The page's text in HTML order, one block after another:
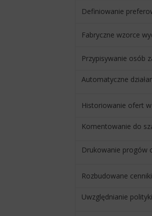
Definiowanie
Fabryczne wzorce
Przypisywanie osób
Automatyczne
Historiowanie ofert
Komentowanie do
Drukowanie progów
Rozbudowane
Uwzględnianie